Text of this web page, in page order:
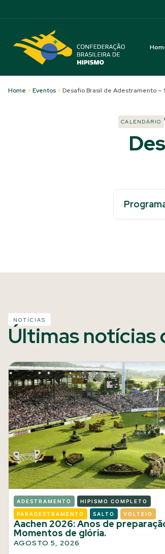
Home > Eventos > Desafio Brasil de Adestramento –
CALENDÁRIO
NOTÍCIAS
Últimas notícias
ADESTRAMENTO HIPISMO COMPLETO
PARADESTRAMENTO SALTO VOLTEIO
Aachen 2026: Anos de
Momentos de glória.
AGOSTO 5, 2026